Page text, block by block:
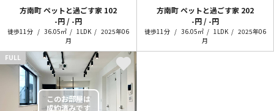
方南町 ペットと過ごす家 102
-円 / -円
徒歩11分 36.05㎡ 1LDK
2025年06
月
方南町 ペットと過ごす家 202
-円 / -円
徒歩11分 36.05㎡ 1LDK
2025年06
月
FULL